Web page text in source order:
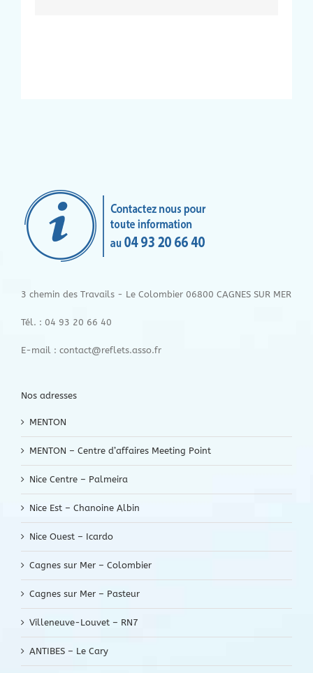
3 chemin des Travails - Le Colombier 06800 CAGNES SUR MER
Tél. : 04 93 20 66 40
E-mail : contact@reflets.asso.fr
Nos adresses
MENTON
MENTON – Centre d’affaires Meeting Point
Nice Centre – Palmeira
Nice Est – Chanoine Albin
Nice Ouest – Icardo
Cagnes sur Mer – Colombier
Cagnes sur Mer – Pasteur
Villeneuve-Louvet – RN7
ANTIBES – Le Cary